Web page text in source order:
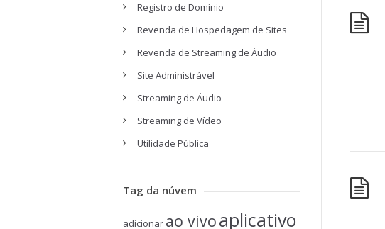
Registro de Domínio
Revenda de Hospedagem de Sites
Revenda de Streaming de Áudio
Site Administrável
Streaming de Áudio
Streaming de Vídeo
Utilidade Pública
Tag da núvem
adicionar ao vivoaplicativo